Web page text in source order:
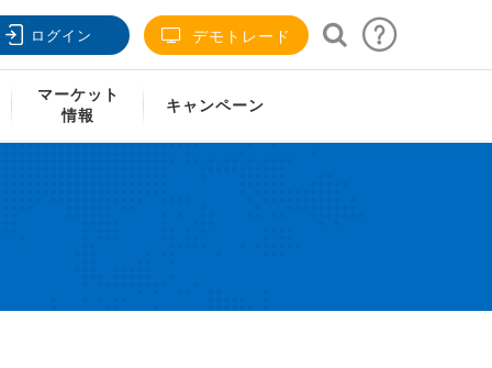
ログイン デモトレード
マーケット
情報
キャンペーン